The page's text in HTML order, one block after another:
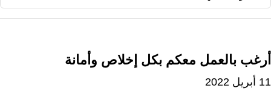
أرغب بالعمل معكم بكل إخلاص وأمانة
11 أبريل 2022